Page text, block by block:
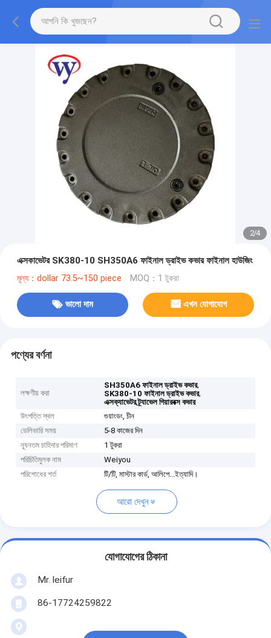
2/4
এক্সকাভেটর SK380-10 SH350A6 ফাইনাল ড্রাইভ কভার ফাইনাল হাউজিং
মূল্য：dollar 73.5~150 piece MOQ：1 টুকরা
ভালো দাম এখন যোগাযোগ
পণ্যের বর্ণনা
লক্ষণীয় করা
SH350A6 ফাইনাল ড্রাইভ কভার,
SK380-10 ফাইনাল ড্রাইভ কভার,
এক্সক্যাভেটর ট্র্যাভেল গিয়ারবক্স কভার
উৎপত্তি স্থল
গুয়াংডং, চীন
ডেলিভারি সময়
5-8 কাজের দিন
ন্যূনতম চাহিদার পরিমাণ
1 টুকরা
পরিচিতিমুলক নাম
Weiyou
পরিশোধের শর্ত
টি/টি, মাস্টার কার্ড, আলিপে...ইত্যাদি।
আরো দেখুন
যোগাযোগের ঠিকানা
Mr. leifur
86-17724259822